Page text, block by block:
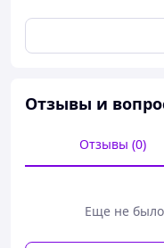
В кожному блоці по 12
На календарному
Отзывы и
Отзывы (0)
Еще не было